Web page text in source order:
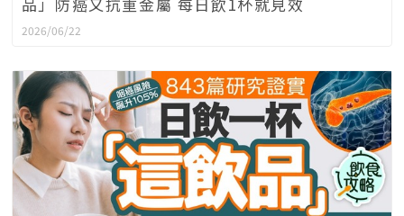
2026/06/22